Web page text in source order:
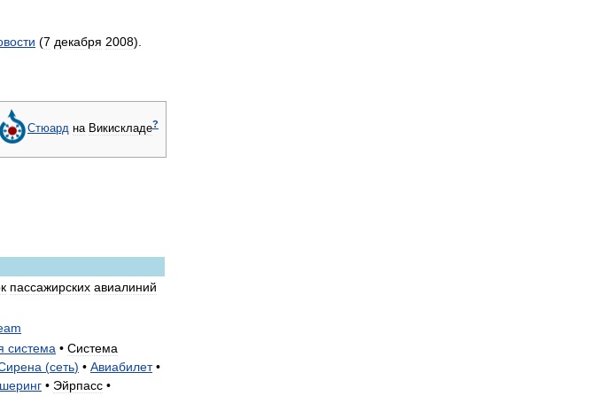
(7 декабря 2008).
Стюард на Викискладе?
пассажирских авиалиний
система • Система
(сеть) • Авиабилет•
шеринг • Эйрпасс •